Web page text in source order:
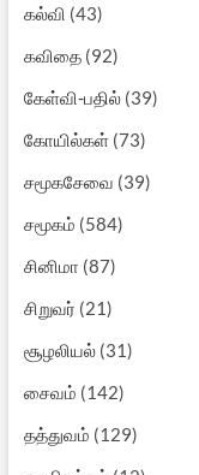
கல்வி (43)
கவிதை(92)
கேள்வி-பதில்(39)
கோயில்கள்(73)
சமூகசேவை (39)
சமூகம் (584)
சினிமா (87)
சிறுவர் (21)
சூழலியல்(31)
சைவம் (142)
தத்துவம் (129)